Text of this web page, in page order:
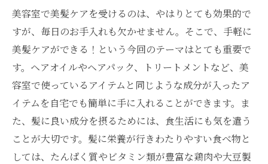
美容室で美髪ケアを受けるのは、やはりとても効果的で
すが、毎日のお手入れも欠かせません。そこで、手軽に
美髪ケアができる！という今回のテーマはとても重要で
す。ヘアオイルやヘアパック、トリートメントなど、美
容室で使っているアイテムと同じような成分が入ったア
イテムを自宅でも簡単に手に入れることができます。ま
た、髪に良い成分を摂るためには、食生活にも気を遣う
ことが大切です。髪に栄養が行きわたりやすい食べ物と
しては、たんぱく質やビタミン類が豊富な鶏肉や大豆製